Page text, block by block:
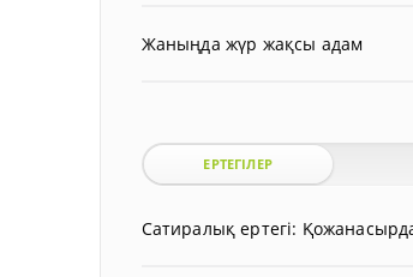
Жаныңда жүр жақсы адам
ЕРТЕГІЛЕР
Сатиралық ертегі: